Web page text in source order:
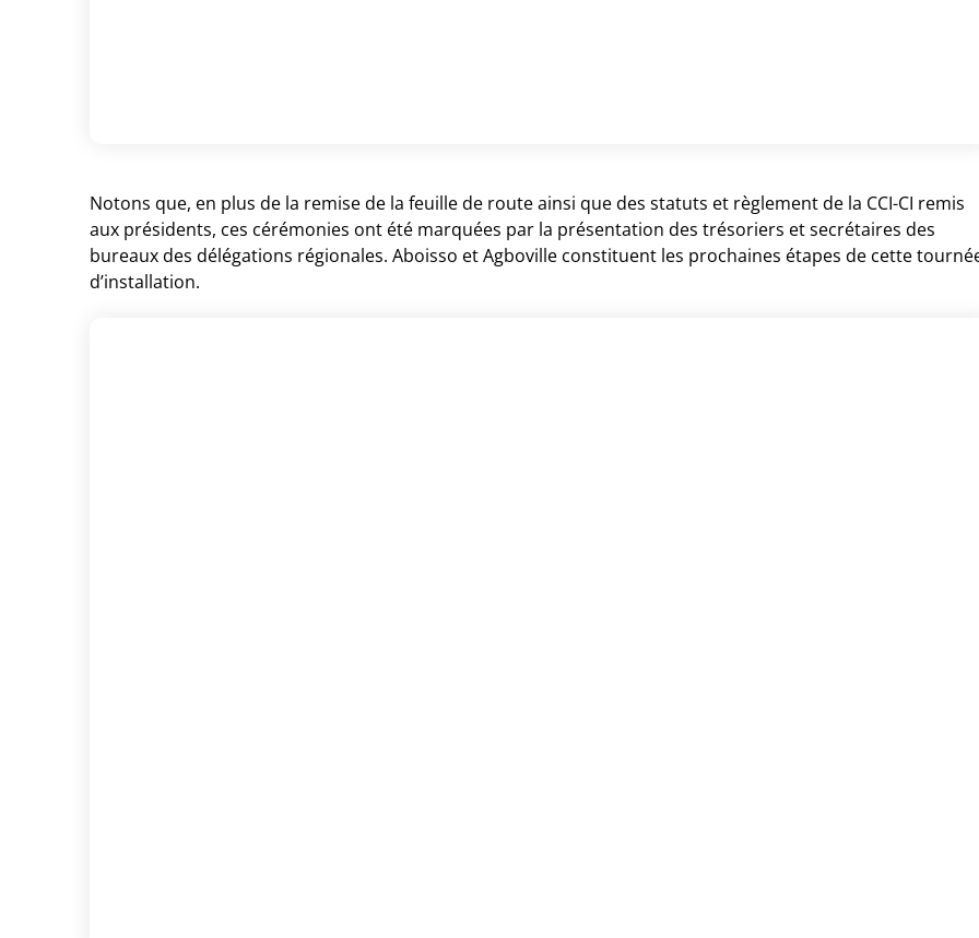
Notons que, en plus de la remise de la feuille de route ainsi que des statuts et règlement de la CCI-CI remis
aux présidents, ces cérémonies ont été marquées par la présentation des trésoriers et secrétaires des
bureaux des délégations régionales. Aboisso et Agboville constituent les prochaines étapes de cette
d’installation.